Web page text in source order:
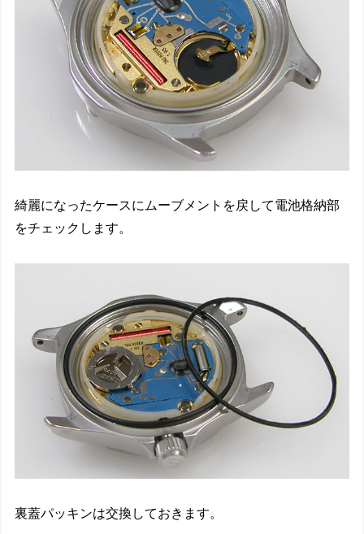
綺麗になったケースにムーブメントを戻して電池格納部
をチェックします。
裏蓋パッキンは交換しておきます。